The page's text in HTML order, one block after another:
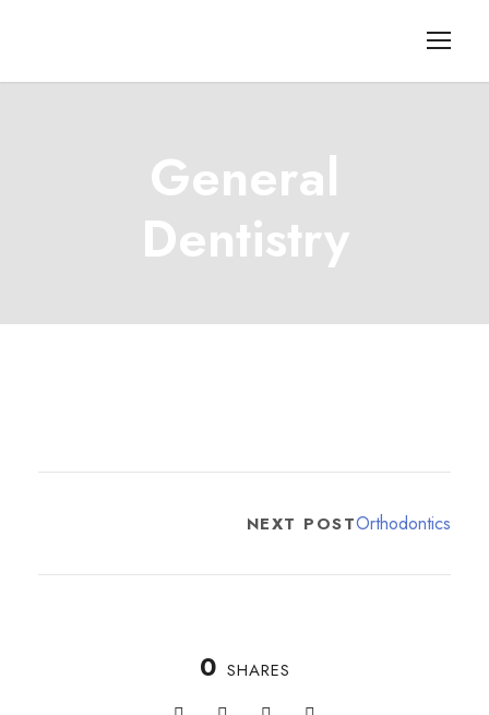
General
Dentistry
NEXT POSTOrthodontics
0 SHARES